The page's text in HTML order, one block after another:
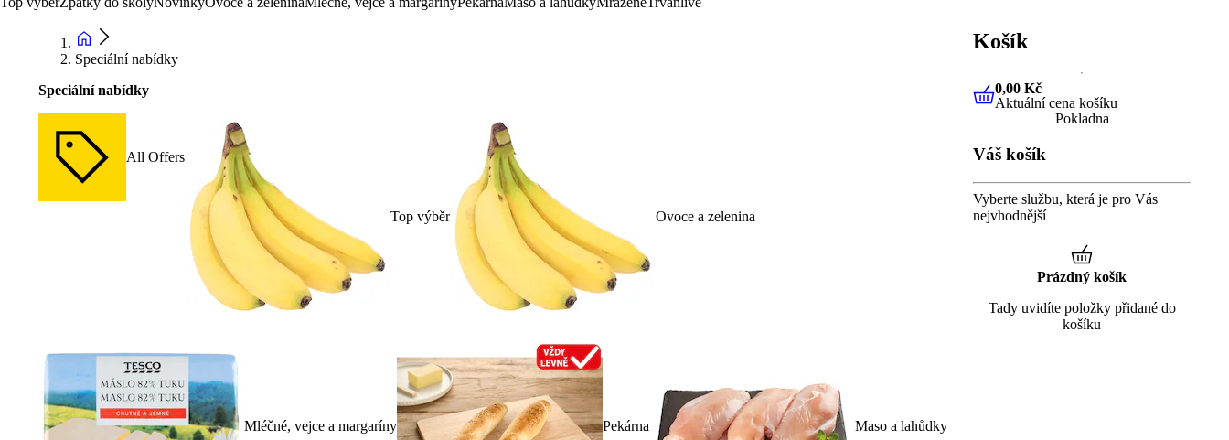
Speciální nabídky
Speciální nabídky
All Offers
Top výběr Ovoce a zelenina
Mléčné, vejce a margaríny Pekárna Maso a lahůdky
Košík
0,00 KčAktuální cena košíku
0,00 Kč
Aktuální cena košíku
Pokladna
Váš košík
Vyberte službu, která je pro Vás
nejvhodnější
Prázdný košík
Tady uvidíte položky přidané do
košíku